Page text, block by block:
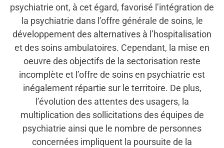
psychiatrie ont, à cet égard, favorisé l’intégration de
la psychiatrie dans l’offre générale de soins, le
développement des alternatives à l’hospitalisation
et des soins ambulatoires. Cependant, la mise en
oeuvre des objectifs de la sectorisation reste
incomplète et l’offre de soins en psychiatrie est
inégalement répartie sur le territoire. De plus,
l’évolution des attentes des usagers, la
multiplication des sollicitations des équipes de
psychiatrie ainsi que le nombre de personnes
concernées impliquent la poursuite de la